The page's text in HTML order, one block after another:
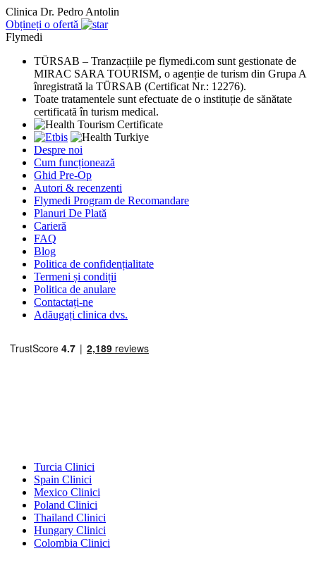
Clinica Dr. Pedro Antolin
Obțineți o ofertă
Flymedi
TÜRSAB – Tranzacțiile pe flymedi.com sunt gestionate de
MIRAC SARA TOURISM, o agenție de turism din Grupa A
înregistrată la TÜRSAB (Certificat Nr.: 12276).
Toate tratamentele sunt efectuate de o instituție de sănătate
certificată în turism medical.
Despre noi
Cum funcționează
Ghid Pre-Op
Autori & recenzenti
Flymedi Program de Recomandare
Planuri De Plată
Carieră
FAQ
Blog
Politica de confidențialitate
Termeni și condiții
Politica de anulare
Contactați-ne
Adăugați clinica dvs.
Turcia Clinici
Spain Clinici
Mexico Clinici
Poland Clinici
Thailand Clinici
Hungary Clinici
Colombia Clinici